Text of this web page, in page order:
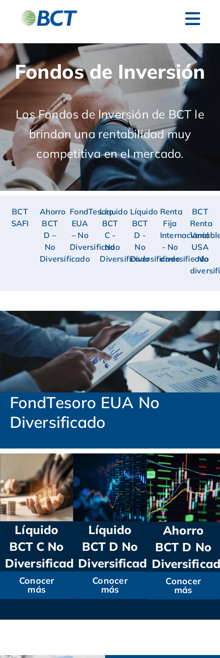
Fondos de Inversión
Los Fondos de Inversión de BCT le
brindan una rentabilidad muy
competitiva en el mercado.
BCT
SAFI
Ahorro
BCT
D –
No
Diversificado
FondTesoro
EUA
– No
Diversificado
Líquido
BCT
C -
No
Diversificado
Líquido
BCT
D -
No
Diversificado
Renta
Fija
Internacional
- No
diversificado
BCT
Renta
USA
- No
FondTesoro EUA No
Diversificado
Líquido
BCT C No
Diversificado
Conocer
más
Líquido
BCT D No
Diversificado
Conocer
más
Ahorro
BCT D No
Conocer
más